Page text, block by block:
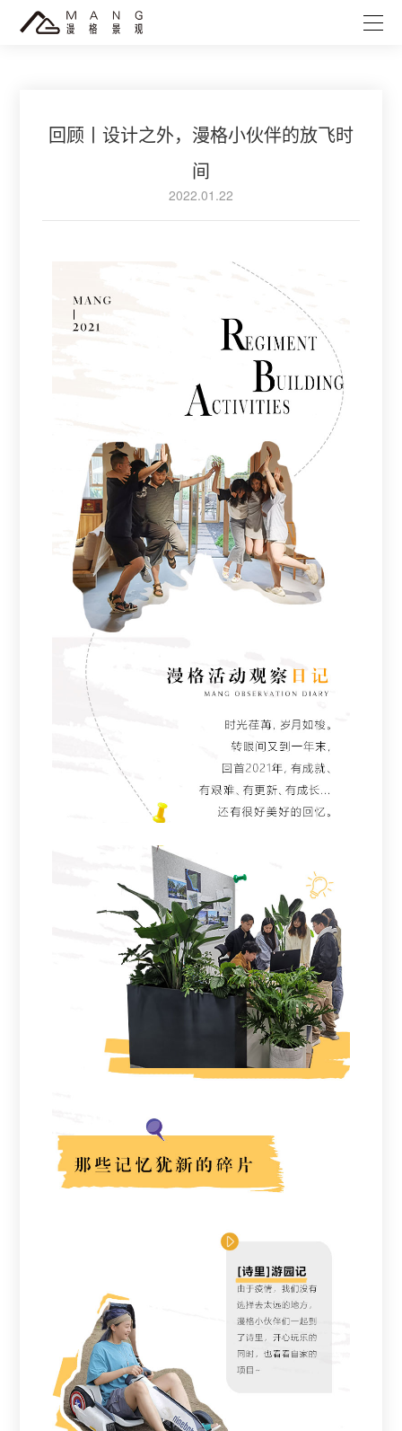
回顾丨设计之外，漫格小伙伴的放飞时
间
2022.01.22